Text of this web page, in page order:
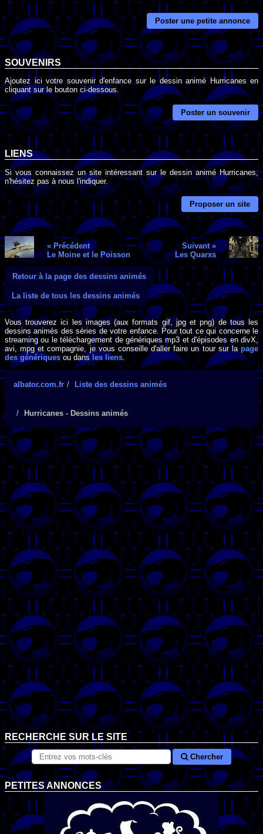
Poster une petite annonce
SOUVENIRS
Ajoutez ici votre souvenir d'enfance sur le dessin animé Hurricanes en
cliquant sur le bouton ci-dessous.
Poster un souvenir
LIENS
Si vous connaissez un site intéressant sur le dessin animé Hurricanes,
n'hésitez pas à nous l'indiquer.
Proposer un site
« Précédent
Le Moine et le Poisson
Suivant »
Les Quarxs
Retour à la page des dessins animés
La liste de tous les dessins animés
Vous trouverez ici les images (aux formats gif, jpg et png) de tous les
dessins animés des séries de votre enfance. Pour tout ce qui concerne le
streaming ou le téléchargement de génériques mp3 et d'épisodes en divX,
avi, mpg et compagnie, je vous conseille d'aller faire un tour sur lapage
des génériques ou dans les liens.
albator.com.fr Liste des dessins animés
Hurricanes - Dessins animés
RECHERCHE SUR LE SITE
Chercher
PETITES ANNONCES